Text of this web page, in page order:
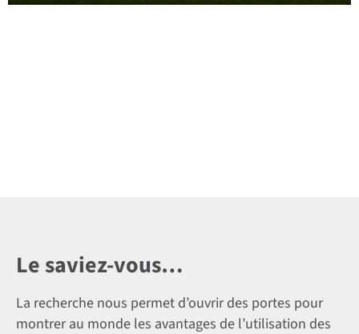
Le saviez-vous…
La recherche nous permet d’ouvrir des portes pour
montrer au monde les avantages de l’utilisation des